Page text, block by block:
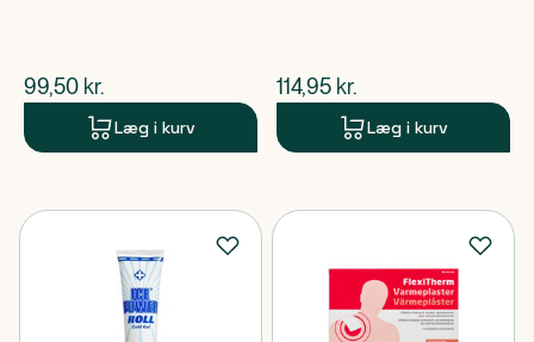
$nuværende pris
99,50 kr.
Læg i kurv
$nuværende pris
114,95 kr.
Læg i kurv